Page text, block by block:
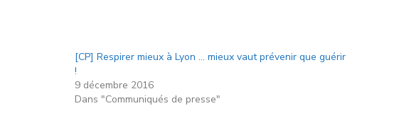
[CP] Respirer mieux à Lyon … mieux vaut prévenir que guérir
!
9 décembre 2016
Dans "Communiqués de presse"